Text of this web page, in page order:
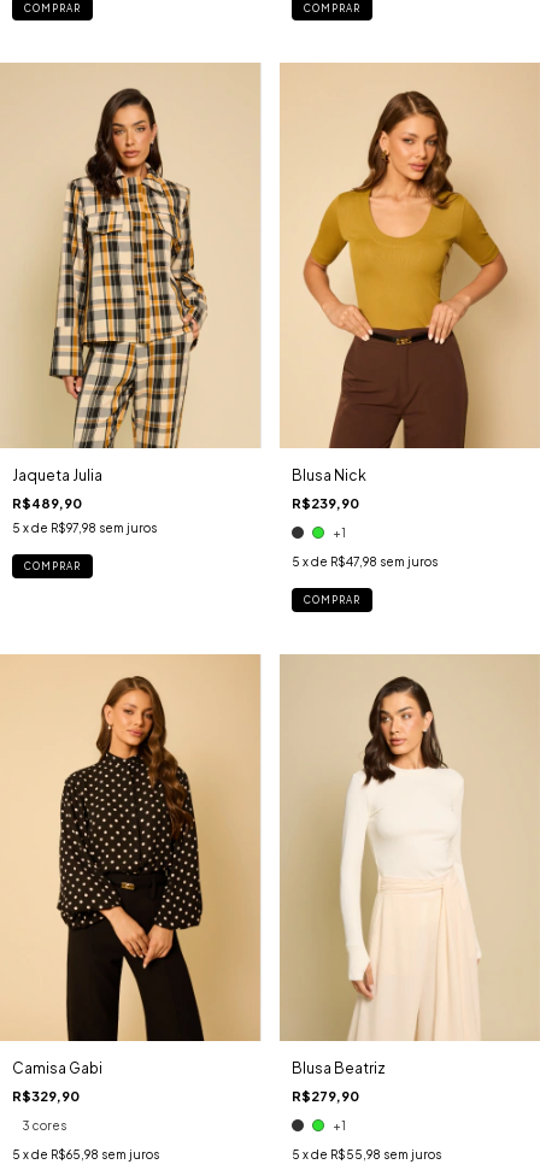
COMPRAR COMPRAR
Jaqueta Julia
R$489,90
5 x de R$97,98 sem juros
COMPRAR
Blusa Nick
R$239,90
+1
5 x de R$47,98 sem juros
COMPRAR
Camisa Gabi
R$329,90
3 cores
5 x de R$65,98 sem juros
Blusa Beatriz
R$279,90
+1
5 x de R$55,98 sem juros